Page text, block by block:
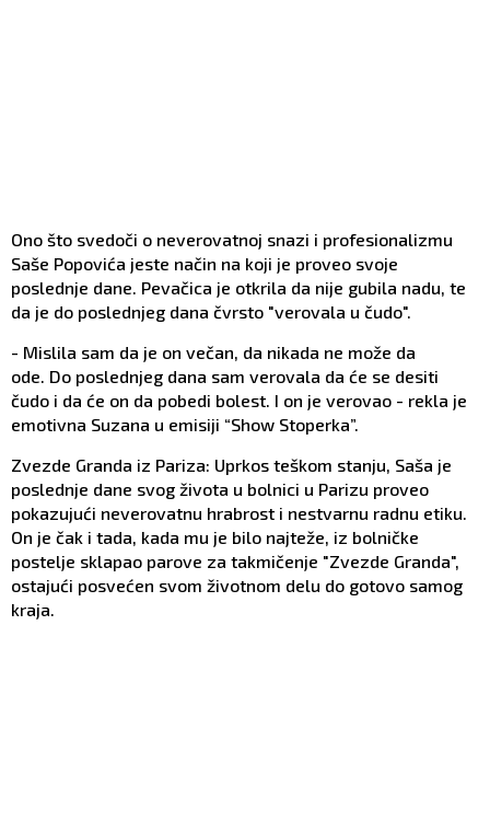
Ono što svedoči o neverovatnoj snazi i profesionalizmu
Saše Popovića jeste način na koji je proveo svoje
poslednje dane. Pevačica je otkrila da nije gubila nadu, te
da je do poslednjeg dana čvrsto "verovala u čudo".
- Mislila sam da je on večan, da nikada ne može da
ode. Do poslednjeg dana sam verovala da će se desiti
čudo i da će on da pobedi bolest. I on je verovao - rekla je
emotivna Suzana u emisiji “Show Stoperka”.
Zvezde Granda iz Pariza: Uprkos teškom stanju, Saša je
poslednje dane svog života u bolnici u Parizu proveo
pokazujući neverovatnu hrabrost i nestvarnu radnu etiku.
On je čak i tada, kada mu je bilo najteže, iz bolničke
postelje sklapao parove za takmičenje "Zvezde Granda",
ostajući posvećen svom životnom delu do gotovo samog
kraja.